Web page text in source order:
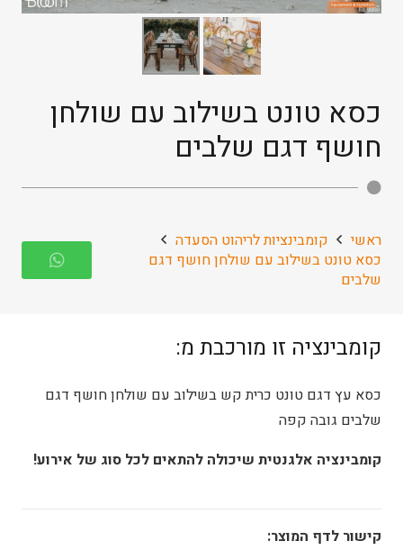
כסא טונט בשילוב עם שולחן
חושף דגם שלבים
ראשי
קומבינציות לריהוט הסעדה
כסא טונט בשילוב עם שולחן חושף דגם
שלבים
קומבינציה זו מורכבת מ:
כסא עץ דגם טונט כרית קש בשילוב עם שולחן חושף דגם
שלבים גובה קפה
קומבינציה אלגנטית שיכולה להתאים לכל סוג של אירוע!
קישור לדף המוצר: